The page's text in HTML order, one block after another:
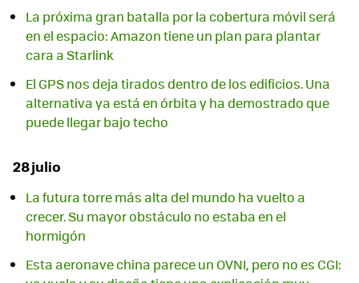
La próxima gran batalla por la cobertura móvil será
en el espacio: Amazon tiene un plan para plantar
cara a Starlink
El GPS nos deja tirados dentro de los edificios. Una
alternativa ya está en órbita y ha demostrado que
puede llegar bajo techo
28 julio
La futura torre más alta del mundo ha vuelto a
crecer. Su mayor obstáculo no estaba en el
hormigón
Esta aeronave china parece un OVNI, pero no es CGI: